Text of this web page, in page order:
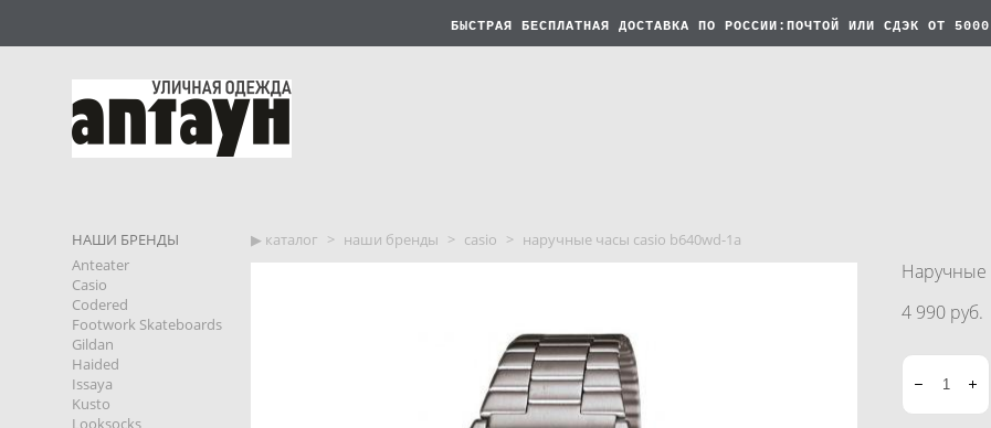
БЫСТРАЯ БЕСПЛАТНАЯ ДОСТАВКА ПО РОССИИ:ПОЧТОЙ ИЛИ СДЭК ОТ
НАШИ БРЕНДЫ
Anteater
Casio
Codered
Footwork Skateboards
Gildan
Haided
Issaya
Kusto
Looksocks
▶︎ каталог > наши бренды > casio > наручные часы casio b640wd-1a
Наручные
4 990 pуб.